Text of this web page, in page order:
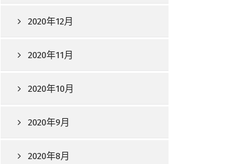
2020年12月
2020年11月
2020年10月
2020年9月
2020年8月